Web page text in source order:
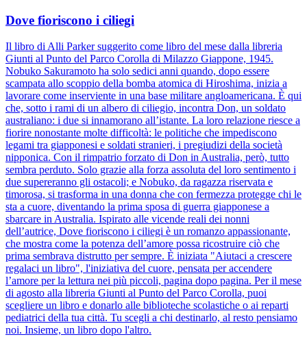
Dove fioriscono i ciliegi
Il libro di Alli Parker suggerito come libro del mese dalla libreria
Giunti al Punto del Parco Corolla di Milazzo Giappone, 1945.
Nobuko Sakuramoto ha solo sedici anni quando, dopo essere
scampata allo scoppio della bomba atomica di Hiroshima, inizia a
lavorare come inserviente in una base militare angloamericana. È qui
che, sotto i rami di un albero di ciliegio, incontra Don, un soldato
australiano: i due si innamorano all’istante. La loro relazione riesce a
fiorire nonostante molte difficoltà: le politiche che impediscono
legami tra giapponesi e soldati stranieri, i pregiudizi della società
nipponica. Con il rimpatrio forzato di Don in Australia, però, tutto
sembra perduto. Solo grazie alla forza assoluta del loro sentimento i
due supereranno gli ostacoli; e Nobuko, da ragazza riservata e
timorosa, si trasforma in una donna che con fermezza protegge chi le
sta a cuore, diventando la prima sposa di guerra giapponese a
sbarcare in Australia. Ispirato alle vicende reali dei nonni
dell’autrice, Dove fioriscono i ciliegi è un romanzo appassionante,
che mostra come la potenza dell’amore possa ricostruire ciò che
prima sembrava distrutto per sempre. È iniziata "Aiutaci a crescere
regalaci un libro", l'iniziativa del cuore, pensata per accendere
l’amore per la lettura nei più piccoli, pagina dopo pagina. Per il mese
di agosto alla libreria Giunti al Punto del Parco Corolla, puoi
scegliere un libro e donarlo alle biblioteche scolastiche o ai reparti
pediatrici della tua città. Tu scegli a chi destinarlo, al resto pensiamo
noi. Insieme, un libro dopo l'altro.